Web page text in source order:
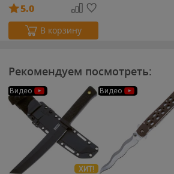
5.0
В корзину
Рекомендуем посмотреть:
Видео
ХИТ!
Видео